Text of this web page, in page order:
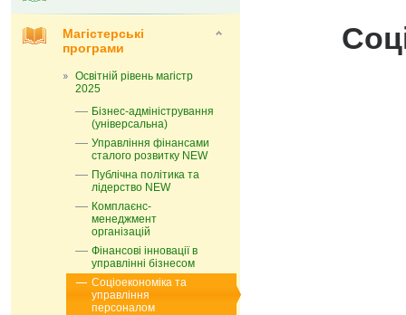
Магістерські
програми
Освітній рівень магістр
2025
Бізнес-адміністрування
(універсальна)
Управління фінансами
сталого розвитку NEW
Публічна політика та
лідерство NEW
Комплаєнс-
менеджмент
організацій
Фінансові інновації в
управлінні бізнесом
Соціоекономіка та
управління
персоналом